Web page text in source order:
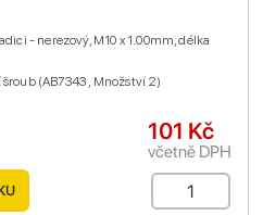
- nerezový, M10 x 1.00mm, délka
(AB7343 , Množství 2)
101 Kč
včetně DPH